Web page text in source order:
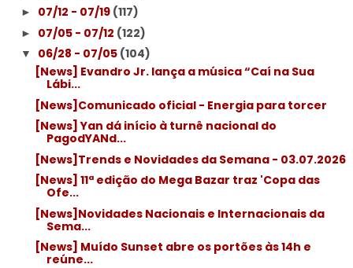
► 07/12 - 07/19 (117)
► 07/05 - 07/12 (122)
▼ 06/28 - 07/05 (104)
[News] Evandro Jr. lança a música “Caí na Sua
Lábi...
[News]Comunicado oficial - Energia para torcer
[News] Yan dá início à turnê nacional do
PagodYANd...
[News]Trends e Novidades da Semana - 03.07.2026
[News] 11ª edição do Mega Bazar traz 'Copa das
Ofe...
[News]Novidades Nacionais e Internacionais da
Sema...
[News] Muído Sunset abre os portões às 14h e
reúne...